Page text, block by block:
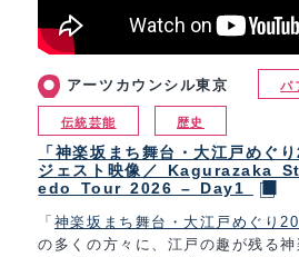
アーツカウンシル東京 パ
伝統芸能 歴史
「神楽坂まち舞台・大江戸めぐ
ジェスト映像／ Kagurazaka
edo Tour 2026 – Day1
「 神楽坂まち舞台・大江戸めぐり
の多くの方々に、江戸の趣が残る